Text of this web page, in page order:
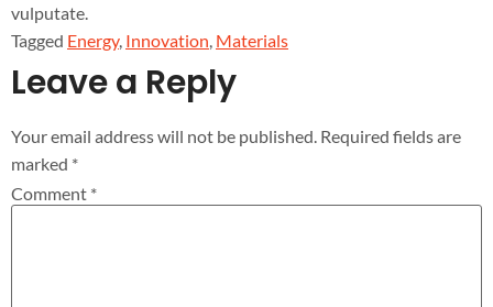
vulputate.
Tagged Energy, Innovation Materials
Leave a Reply
Your email address will not be published. Required fields are
marked *
Comment *